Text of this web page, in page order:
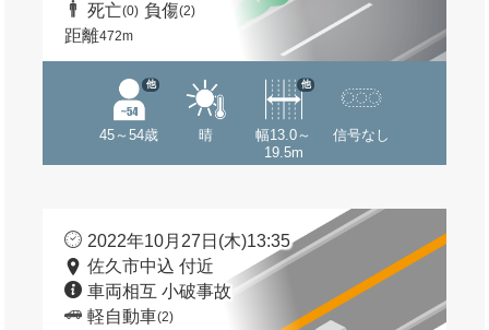
死亡(0) 負傷(2)
距離472m
45～54歳
他
晴
幅13.0～
19.5m
他
信号なし
2022年10月27日(木)13:35
佐久市中込 付近
車両相互 小破事故
軽自動車(2)